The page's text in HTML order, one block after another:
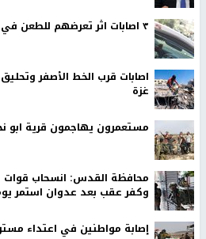
٣ اصابات اثر تعرضهم للطعن في مدينة الطيبة
اصابات قرب الخط الأصفر
غزة
مستعمرون يهاجمون قرية ابو
محافظة القدس: انسحاب قوات
وكفر عقب بعد عدوان استمر
إصابة مواطنين في اعتداء